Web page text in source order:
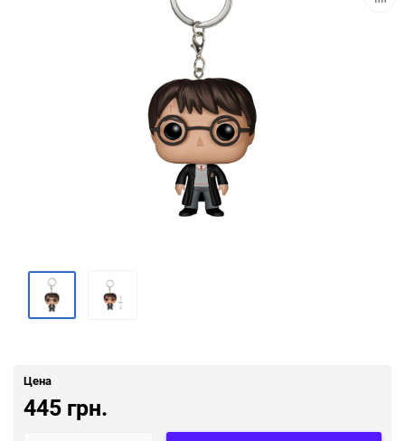
Цена
445 грн.